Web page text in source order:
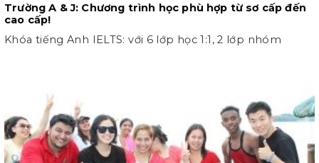
Trường A & J: Chương trình học phù hợp từ sơ cấp đến
cao cấp!
Khóa tiếng Anh IELTS: với 6 lớp học 1:1, 2 lớp nhóm